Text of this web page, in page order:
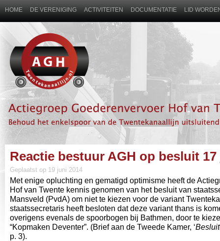
HOME DE VERENIGING ACTIVITEITEN DOCUMENTATIE LID
Reactie bestuur AGH op besluit 17
Geplaatst op 19 juni 2014
Met enige opluchting en gematigd optimisme heeft de
Hof van Twente kennis genomen van het besluit van
Mansveld (PvdA) om niet te kiezen voor de variant
staatssecretaris heeft besloten dat deze variant thans is
overigens evenals de spoorbogen bij Bathmen, door te
“Kopmaken Deventer”. (Brief aan de Tweede Kamer, ‘
p. 3).